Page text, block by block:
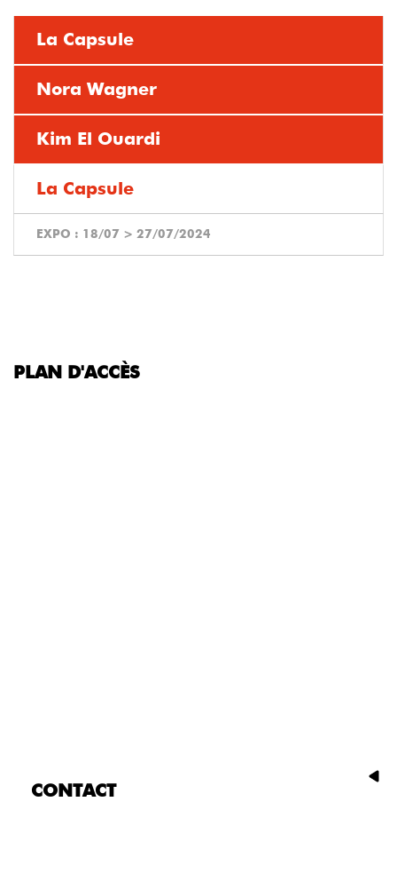
La Capsule
Nora Wagner
Kim El Ouardi
La Capsule
EXPO : 18/07 > 27/07/2024
PLAN D'ACCÈS
CONTACT